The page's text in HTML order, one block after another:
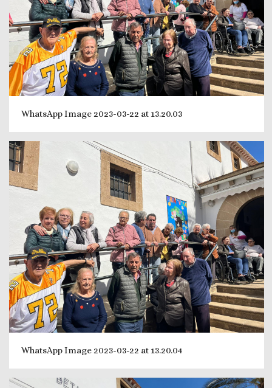
WhatsApp Image 2023-03-22 at 13.20.03
WhatsApp Image 2023-03-22 at 13.20.04